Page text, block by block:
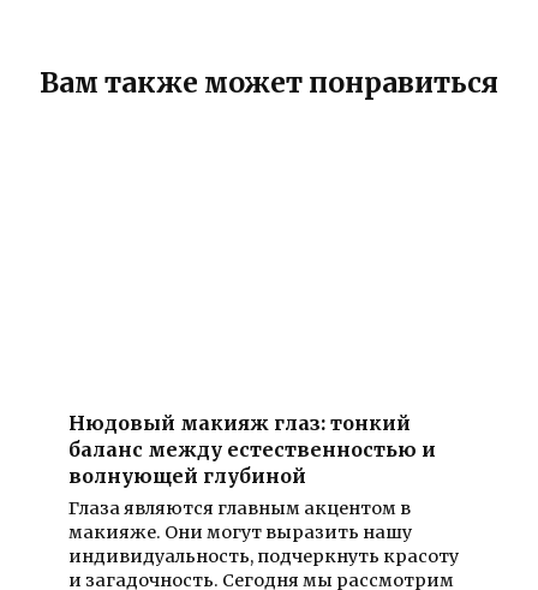
Вам также может понравиться
Нюдовый макияж глаз: тонкий
баланс между естественностью и
волнующей глубиной
Глаза являются главным акцентом в
макияже. Они могут выразить нашу
индивидуальность, подчеркнуть красоту
и загадочность. Сегодня мы рассмотрим